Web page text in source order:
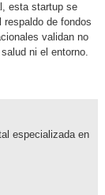
esta startup se
de fondos
validan no
ni el entorno.
especializada en